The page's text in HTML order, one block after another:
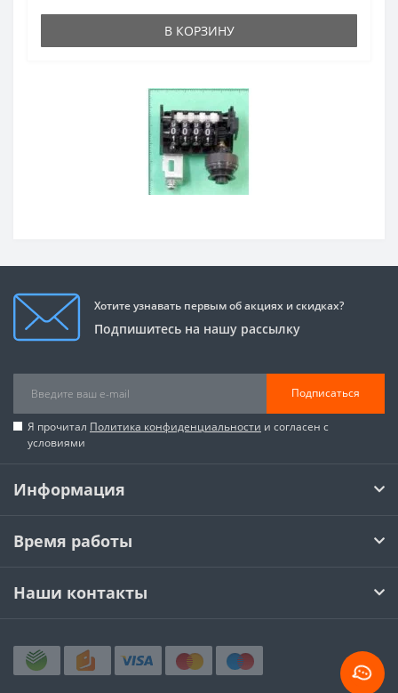
В КОРЗИНУ
Хотите узнавать первым об акциях и скидках?
Подпишитесь на нашу рассылку
Подписаться
Я прочитал Политика конфиденциальности и согласен с
условиями
Информация
Время работы
Наши контакты